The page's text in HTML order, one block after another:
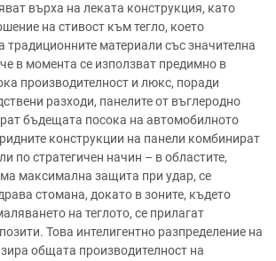
върха на леката конструкция, като
на стивост към тегло, което
традиционните материали със значителна
в момента се използват предимно в
производителност и люкс, поради
разходи, панелите от въглеродно
бъдещата посока на автомобилното
конструкции на панели комбинират
по стратегичен начин – в областите,
максимална защита при удар, се
стомана, докато в зоните, където
на теглото, се прилагат
Това интелигентно разпределение на
общата производителност на